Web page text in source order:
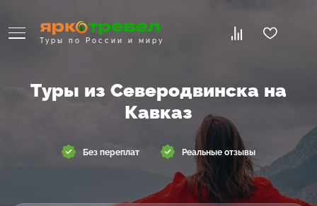
Туры по России и миру
Туры из Северодвинска на
Кавказ
Без переплат Реальные отзывы